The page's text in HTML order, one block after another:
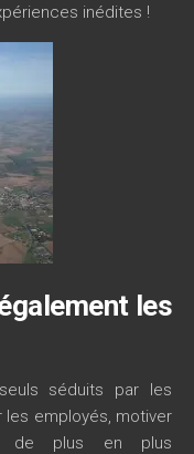
inédites !
les
séduits par les
employés, motiver
de plus en plus